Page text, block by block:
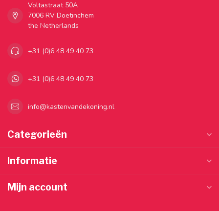
Voltastraat 50A
7006 RV Doetinchem
the Netherlands
+31 (0)6 48 49 40 73
+31 (0)6 48 49 40 73
info@kastenvandekoning.nl
Categorieën
Informatie
Mijn account